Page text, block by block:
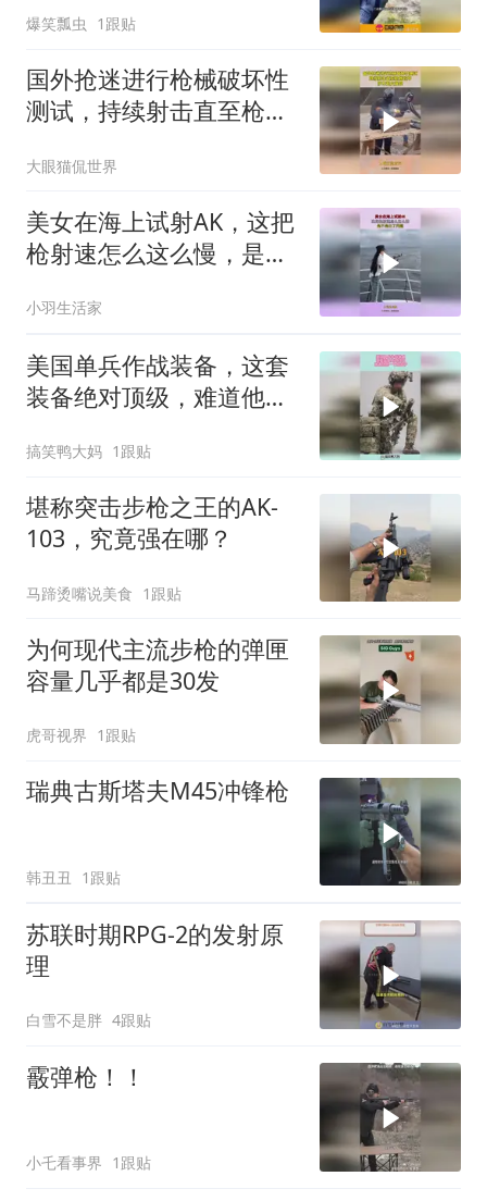
爆笑瓢虫 1跟贴
国外抢迷进行枪械破坏性
测试，持续射击直至枪管
大眼猫侃世界
美女在海上试射AK，这把
枪射速怎么这么慢，是不
小羽生活家
美国单兵作战装备，这套
装备绝对顶级，难道他是
搞笑鸭大妈 1跟贴
堪称突击步枪之王的AK-
103，究竟强在哪？
马蹄烫嘴说美食 1跟贴
为何现代主流步枪的弹匣
容量几乎都是30发
虎哥视界 1跟贴
瑞典古斯塔夫M45冲锋枪
韩丑丑 1跟贴
苏联时期RPG-2的发射原
理
白雪不是胖 4跟贴
霰弹枪！！
小乇看事界 1跟贴